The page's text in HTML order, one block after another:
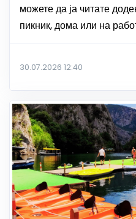
можете да ја читате
пикник, дома или на
30.07.2026 12:40